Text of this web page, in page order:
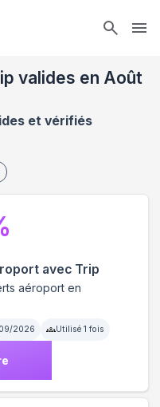
valides en Août
et vérifiés
avec Trip
aéroport en
2026 Utilisé 1 fois